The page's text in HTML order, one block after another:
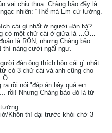
vai chịu thua. Chàng bảo đấy là
nhiên: “Thế mà Em cứ tưởng.
cái gì nhất ở người đàn bà?
có một chữ cái ở giữa là …Ô…
là RỐN, nhưng Chàng bảo
thì nàng cười ngất ngư.
đàn ông thích hôn cái gì nhất
có 3 chữ cái và anh cũng cho
rồi nói "đáp án bậy quá em
rồi! Nhưng Chàng bảo đó là từ
tưởng...
Khôn thì dại trước khỏi chờ 3